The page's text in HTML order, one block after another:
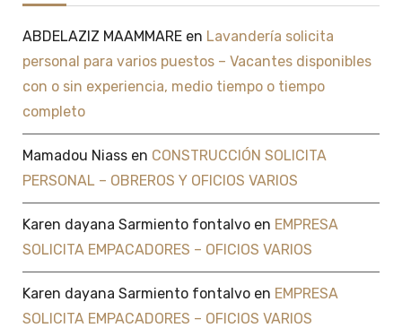
ABDELAZIZ MAAMMAREen Lavandería solicita
personal para varios puestos – Vacantes disponibles
con o sin experiencia, medio tiempo o tiempo
completo
Mamadou Niassen CONSTRUCCIÓN SOLICITA
PERSONAL – OBREROS Y OFICIOS VARIOS
Karen dayana Sarmiento fontalvoen EMPRESA
SOLICITA EMPACADORES – OFICIOS VARIOS
Karen dayana Sarmiento fontalvoen EMPRESA
SOLICITA EMPACADORES – OFICIOS VARIOS